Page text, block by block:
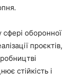
сфері оборонної
проєктів,
стійкість і